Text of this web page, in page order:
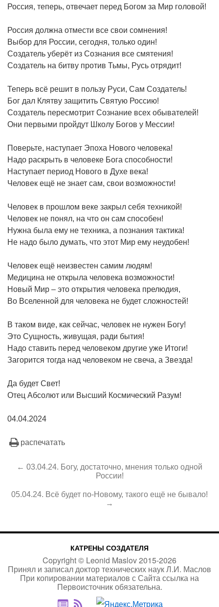
Россия, теперь, отвечает перед Богом за Мир головой!
Россия должна отмести все свои сомнения!
Выбор для России, сегодня, только один!
Создатель уберёт из Сознания все смятения!
Создатель на битву против Тьмы, Русь отрядит!
Теперь всё решит в пользу Руси, Сам Создатель!
Бог дал Клятву защитить Святую Россию!
Создатель пересмотрит Сознание всех обывателей!
Они первыми пройдут Школу Богов у Мессии!
Поверьте, наступает Эпоха Нового человека!
Надо раскрыть в человеке Бога способности!
Наступает период Нового в Духе века!
Человек ещё не знает сам, свои возможности!
Человек в прошлом веке закрыл себя техникой!
Человек не понял, на что он сам способен!
Нужна была ему не техника, а познания тактика!
Не надо было думать, что этот Мир ему неудобен!
Человек ещё неизвестен самим людям!
Медицина не открыла человека возможности!
Новый Мир – это открытия человека прелюдия,
Во Вселенной для человека не будет сложностей!
В таком виде, как сейчас, человек не нужен Богу!
Это Сущность, живущая, ради бытия!
Надо ставить перед человеком другие уже Итоги!
Загорится тогда над человеком не свеча, а Звезда!
Да будет Свет!
Отец Абсолют или Высший Космический Разум!
04.04.2024
распечатать
← 03.04.24. Богу, достаточно, мнения только одной
России!
05.04.24. Всё будет по-Новому, такого ещё не бывало!
→
КАТРЕНЫ СОЗДАТЕЛЯ
Copyright © Leonid Maslov2015-2026
Принял и записал доктор технических наук Л.И. Маслов
При копировании материалов с Сайтассылка на
Первоисточникобязательна.